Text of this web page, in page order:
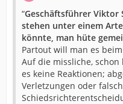
“Geschäftsführer Viktor
stehen unter einem
könnte, man hüte
Partout will man es
Auf die missliche,
es keine Reaktionen;
Verletzungen oder